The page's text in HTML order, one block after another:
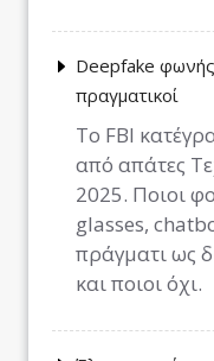
Deepfake
πραγματικοί
Το FBI
από απάτες
2025. Ποιοι
glasses,
πράγματι ως
και ποιοι όχι.